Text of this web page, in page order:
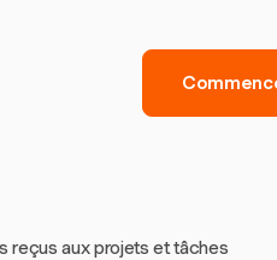
reçus aux projets et tâches